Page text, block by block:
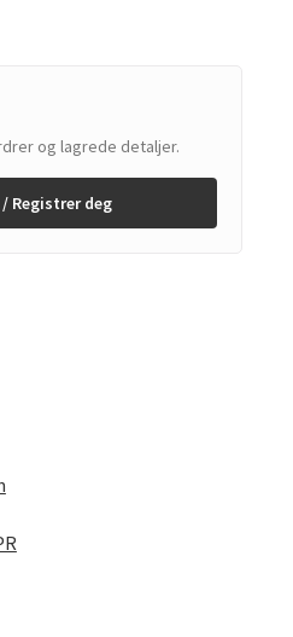
og lagrede detaljer.
Registrer deg